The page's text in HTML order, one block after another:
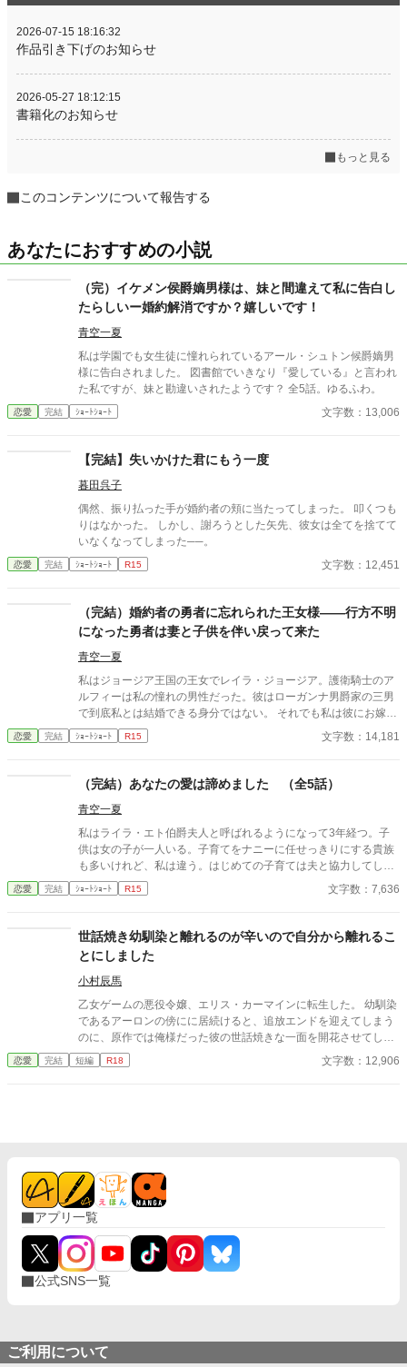
2026-07-15 18:16:32
作品引き下げのお知らせ
2026-05-27 18:12:15
書籍化のお知らせ
もっと見る
このコンテンツについて報告する
あなたにおすすめの小説
（完）イケメン侯爵嫡男様は、妹と間違えて私に告白し
たらしいー婚約解消ですか？嬉しいです！
青空一夏
私は学園でも女生徒に憧れられているアール・シュトン候爵嫡男
様に告白されました。 図書館でいきなり『愛している』と言われ
た私ですが、妹と勘違いされたようです？ 全5話。ゆるふわ。
恋愛 完結 ｼｮｰﾄｼｮｰﾄ 文字数：13,006
【完結】失いかけた君にもう一度
暮田呉子
偶然、振り払った手が婚約者の頬に当たってしまった。 叩くつも
りはなかった。 しかし、謝ろうとした矢先、彼女は全てを捨てて
いなくなってしまった──。
恋愛 完結 ｼｮｰﾄｼｮｰﾄ R15 文字数：12,451
（完結）婚約者の勇者に忘れられた王女様――行方不明
になった勇者は妻と子供を伴い戻って来た
青空一夏
私はジョージア王国の王女でレイラ・ジョージア。護衛騎士のア
ルフィーは私の憧れの男性だった。彼はローガンナ男爵家の三男
で到底私とは結婚できる身分ではない。 それでも私は彼にお嫁さ
んにしてほしいと告白し勇者になってくれるようにお願いした。
勇者は望めば王女とも婚姻できるからだ。 彼は私の為に勇者にな
明となりおよそ2年後やっと戻って来た。しかし、彼の横には子
供を抱いた見知らぬ女性が立っており･･････ ハッピーエンドでは
ない悲恋になるかもしれません。もやもやエンドの追記あり。ち
ょっとしたざまぁになっています。
恋愛 完結 ｼｮｰﾄｼｮｰﾄ R15 文字数：14,181
（完結）あなたの愛は諦めました （全5話）
青空一夏
私はライラ・エト伯爵夫人と呼ばれるようになって3年経つ。子
供は女の子が一人いる。子育てをナニーに任せっきりにする貴族
も多いけれど、私は違う。はじめての子育ては夫と協力してした
かった。けれど、夫のエト伯爵は私の相談には全く乗ってくれな
い。彼は他人の相談に乗るので忙しいからよ。 これは自分の家庭
品です。 ショートショートの予定。 ゆるふわ設定。ご都合主義で
す。タグが増えるかもしれません。
恋愛 完結 ｼｮｰﾄｼｮｰﾄ R15 文字数：7,636
世話焼き幼馴染と離れるのが辛いので自分から離れるこ
とにしました
小村辰馬
乙女ゲームの悪役令嬢、エリス・カーマインに転生した。 幼馴染
であるアーロンの傍にに居続けると、追放エンドを迎えてしまう
のに、原作では俺様だった彼の世話焼きな一面を開花させてしま
い、居心地の良い彼のそばを離れるのが辛くなってしまう。 なら
ば彼の代わりに男友達を作ろうと画策するがーー
恋愛 完結 短編 R18 文字数：12,906
アプリ一覧
公式SNS一覧
ご利用について